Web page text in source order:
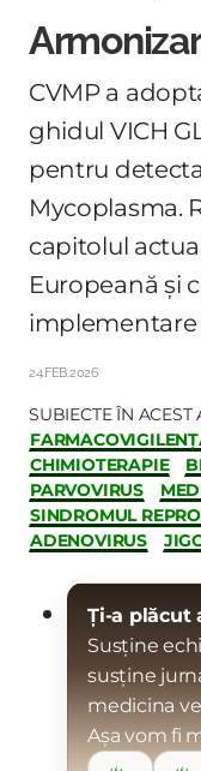
CVMP a
ghidul VICH
pentru
Mycoplasma.
capitolul
Europeană și
implementare
24.FEB.2026
SUBIECTE ÎN ACEST
CHIMIOTERAPIE
PARVOVIRUS
SINDROMUL
ADENOVIRUS
Ți-a plăcut
Susține
susține
medicina
Așa vom fi